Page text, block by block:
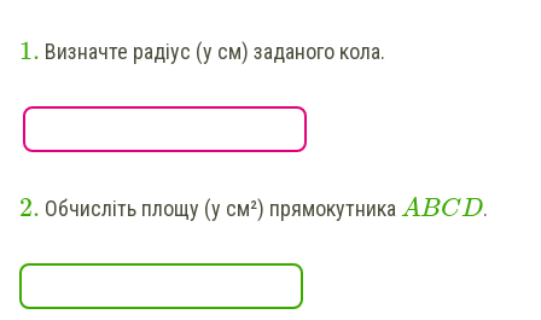
1. Визначте радіус (у см) заданого кола.
2. Обчисліть площу (у см²) прямокутника ABCD.